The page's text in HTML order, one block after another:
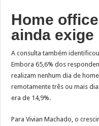
Home
ainda
A consulta também
Embora 65,6% dos
realizam nenhum dia de
remotamente três ou mais
era de 14,9%.
Para Vivian Machado, o